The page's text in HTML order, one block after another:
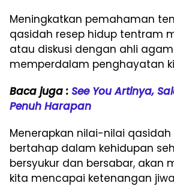
Meningkatkan pemahaman
qasidah resep hidup tentram
atau diskusi dengan ahli
memperdalam penghayatan
Baca juga : See You Artinya,
Penuh Harapan
Menerapkan nilai-nilai
bertahap dalam kehidupan
bersyukur dan bersabar, akan
kita mencapai ketenangan